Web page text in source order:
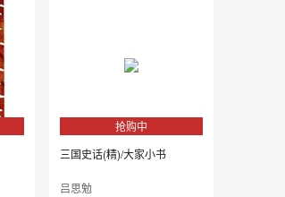
抢购中
三国史话(精)/大家小书
吕思勉